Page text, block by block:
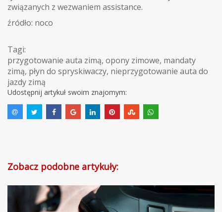
związanych z wezwaniem assistance.
źródło: noco
Tagi:
przygotowanie auta zimą, opony zimowe, mandaty
zimą, płyn do spryskiwaczy, nieprzygotowanie auta do
jazdy zimą
Udostępnij artykuł swoim znajomym:
Zobacz podobne artykuły: